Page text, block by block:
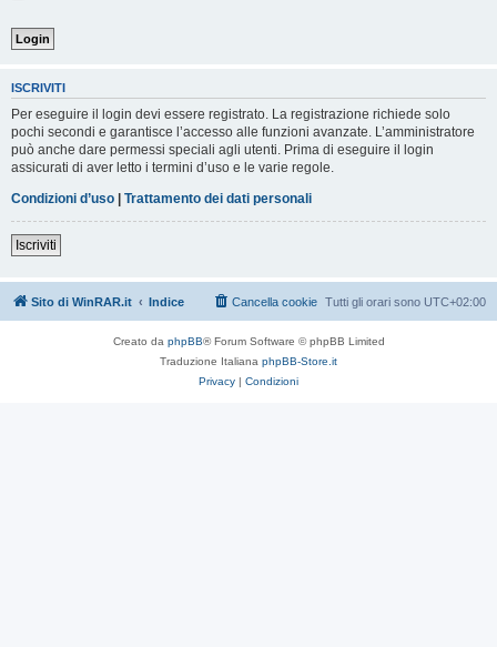
ISCRIVITI
Per eseguire il login devi essere registrato. La registrazione richiede solo
pochi secondi e garantisce l’accesso alle funzioni avanzate. L’amministratore
può anche dare permessi speciali agli utenti. Prima di eseguire il login
assicurati di aver letto i termini d’uso e le varie regole.
Condizioni d’uso | Trattamento dei dati personali
Iscriviti
Sito di WinRAR.it Indice Tutti gli orari sono UTC+02:00
Cancella cookie
Creato da phpBB® Forum Software © phpBB Limited
Traduzione Italiana phpBB-Store.it
Privacy | Condizioni